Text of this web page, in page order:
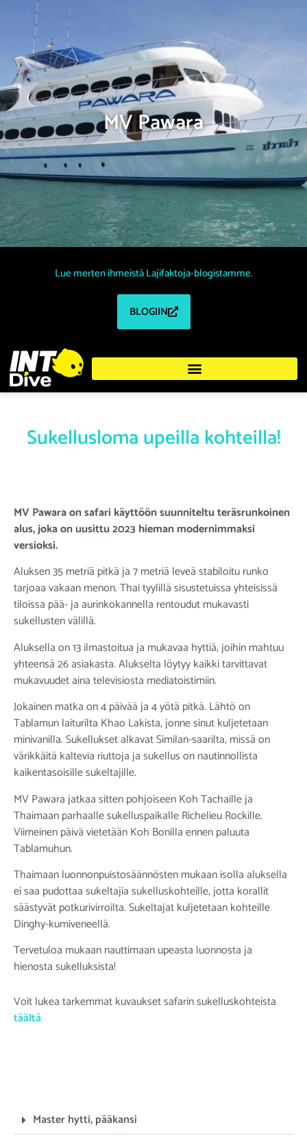
MV Pawara
Lue merten ihmeistä Lajifaktoja-blogistamme.
BLOGIIN
Sukellusloma upeilla kohteilla!
MV Pawara on safari käyttöön suunniteltu teräsrunkoinen
alus, joka on uusittu 2023 hieman modernimmaksi
versioksi.
Aluksen 35 metriä pitkä ja 7 metriä leveä stabiloitu runko
tarjoaa vakaan menon. Thai tyylillä sisustetuissa yhteisissä
tiloissa pää- ja aurinkokannella rentoudut mukavasti
sukellusten välillä.
Aluksella on 13 ilmastoitua ja mukavaa hyttiä, joihin mahtuu
yhteensä 26 asiakasta. Alukselta löytyy kaikki tarvittavat
mukavuudet aina televisiosta mediatoistimiin.
Jokainen matka on 4 päivää ja 4 yötä pitkä. Lähtö on
Tablamun laiturilta Khao Lakista, jonne sinut kuljetetaan
minivanilla. Sukellukset alkavat Similan-saarilta, missä on
värikkäitä kaltevia riuttoja ja sukellus on nautinnollista
kaikentasoisille sukeltajille.
MV Pawara jatkaa sitten pohjoiseen Koh Tachaille ja
Thaimaan parhaalle sukelluspaikalle Richelieu Rockille.
Viimeinen päivä vietetään Koh Bonilla ennen paluuta
Tablamuhun.
Thaimaan luonnonpuistosäännösten mukaan isolla aluksella
ei saa pudottaa sukeltajia sukelluskohteille, jotta korallit
säästyvät potkurivirroilta. Sukeltajat kuljetetaan kohteille
Dinghy-kumiveneellä.
Tervetuloa mukaan nauttimaan upeasta luonnosta ja
hienosta sukelluksista!
Voit lukea tarkemmat kuvaukset safarin sukelluskohteista
täältä
Master hytti, pääkansi